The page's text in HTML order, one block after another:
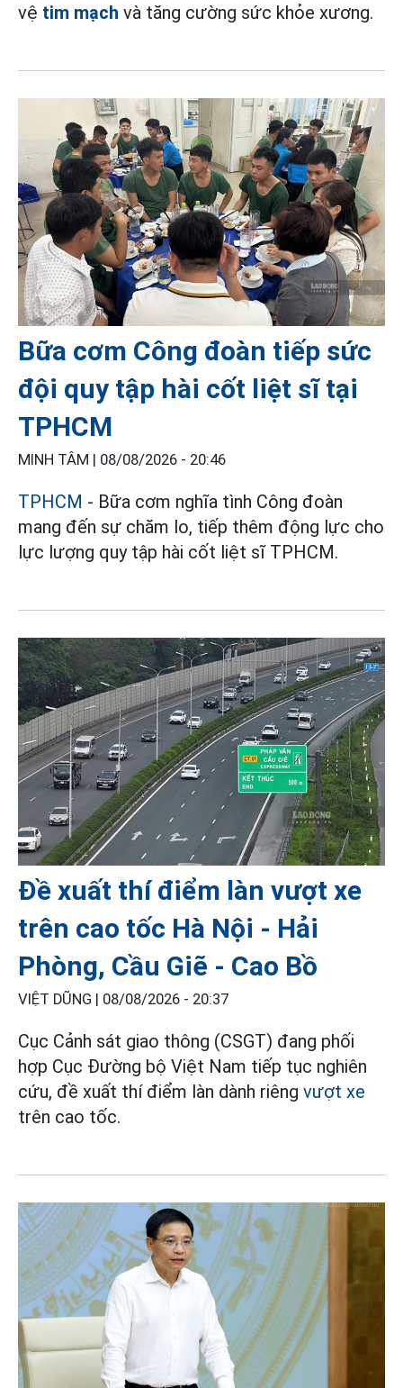
vệ tim mạch và tăng cường sức khỏe xương.
Bữa cơm Công đoàn tiếp sức
đội quy tập hài cốt liệt sĩ tại
TPHCM
MINH TÂM | 08/08/2026 - 20:46
TPHCM - Bữa cơm nghĩa tình Công đoàn
mang đến sự chăm lo, tiếp thêm động lực cho
lực lượng quy tập hài cốt liệt sĩ TPHCM.
Đề xuất thí điểm làn vượt xe
trên cao tốc Hà Nội - Hải
Phòng, Cầu Giẽ - Cao Bồ
VIỆT DŨNG | 08/08/2026 - 20:37
Cục Cảnh sát giao thông (CSGT) đang phối
hợp Cục Đường bộ Việt Nam tiếp tục nghiên
cứu, đề xuất thí điểm làn dành riêng vượt xe
trên cao tốc.